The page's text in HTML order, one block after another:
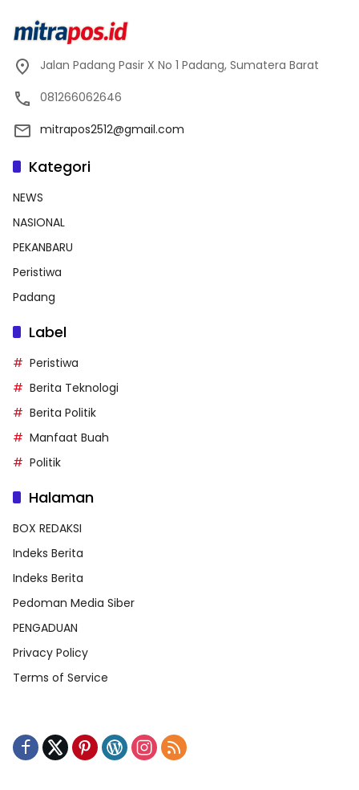
Jalan Padang Pasir X No 1 Padang, Sumatera Barat
081266062646
mitrapos2512@gmail.com
Kategori
NEWS
NASIONAL
PEKANBARU
Peristiwa
Padang
Label
Peristiwa
Berita Teknologi
Berita Politik
Manfaat Buah
Politik
Halaman
BOX REDAKSI
Indeks Berita
Indeks Berita
Pedoman Media Siber
PENGADUAN
Privacy Policy
Terms of Service